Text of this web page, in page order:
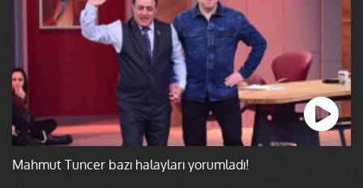
Mahmut Tuncer bazı halayları yorumladı!